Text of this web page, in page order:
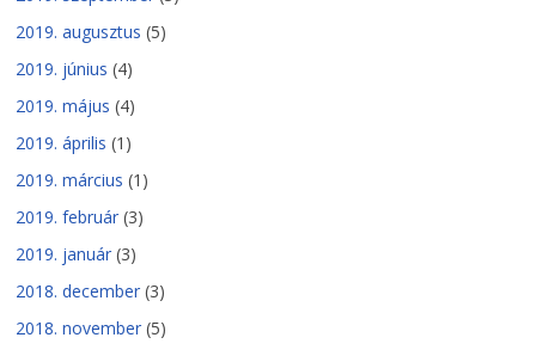
2019. augusztus (5)
2019. június (4)
2019. május (4)
2019. április (1)
2019. március (1)
2019. február (3)
2019. január (3)
2018. december (3)
2018. november (5)